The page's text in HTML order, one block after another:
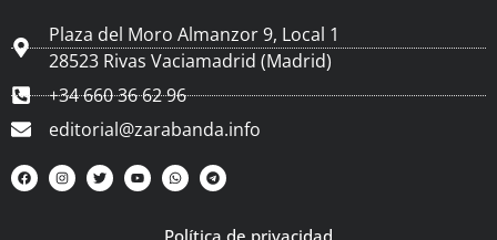
Plaza del Moro Almanzor 9, Local 1
28523 Rivas Vaciamadrid (Madrid)
+34 660 36 62 96
editorial@zarabanda.info